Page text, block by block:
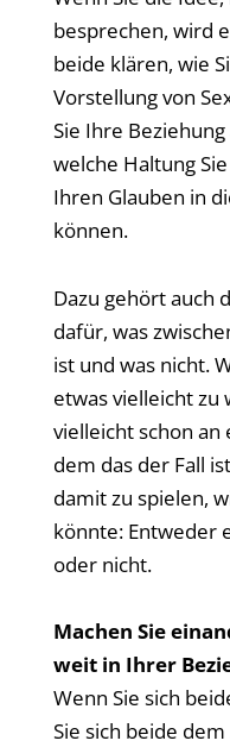
besprechen, wird
beide klären, wie
Vorstellung von
Sie Ihre
welche Haltung
Ihren Glauben in
können.
Dazu gehört auch
dafür, was
ist und was nicht.
etwas vielleicht zu
vielleicht schon an
dem das der Fall
damit zu spielen,
könnte: Entweder
oder nicht.
Machen Sie
weit in Ihrer
Wenn Sie sich
Sie sich beide